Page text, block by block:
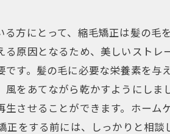
方にとって、縮毛矯正は髪の
原因となるため、美しいスト
です。髪の毛に必要な栄養素を
をあてながら乾かすようにし
させることができます。ホー
正をする前には、しっかりと相